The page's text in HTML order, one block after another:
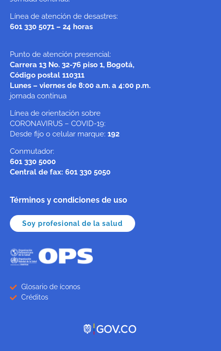
Línea de atención de desastres:
601 330 5071 – 24 horas
Punto de atención presencial:
Carrera 13 No. 32-76 piso 1, Bogotá,
Código postal 110311
Lunes – viernes de 8:00 a.m. a 4:00 p.m.
jornada continua
Línea de orientación sobre
CORONAVIRUS – COVID-19:
Desde fijo o celular marque: 192
Conmutador:
601 330 5000
Central de fax: 601 330 5050
Términos y condiciones de uso
Soy profesional de la salud
Glosario de íconos
Créditos